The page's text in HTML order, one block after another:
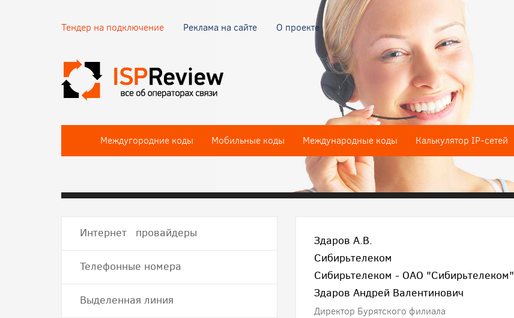
Тендер на подключение Реклама на сайте О проекте
Междугородние коды Мобильные коды Международные коды Калькулятор IP-сетей
Здаров А.В.
Сибирьтелеком
Сибирьтелеком - ОАО "Сибирьтелеком"
Здаров Андрей Валентинович
Директор Бурятского филиала
Интернет провайдеры
Телефонные номера
Выделенная линия